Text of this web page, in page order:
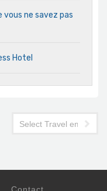
vous ne savez pas
Hotel
Youth Decides
Select Travel emmène
Contact